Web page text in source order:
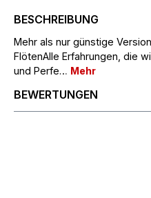
BESCHREIBUNG
Mehr als nur günstige
FlötenAlle Erfahrungen, die
und Perfe… Mehr
BEWERTUNGEN